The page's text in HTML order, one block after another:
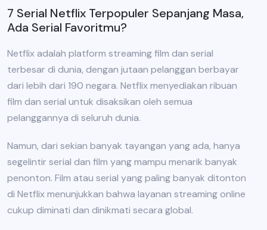
7 Serial Netflix Terpopuler Sepanjang Masa,
Ada Serial Favoritmu?
Netflix adalah platform streaming film dan serial
terbesar di dunia, dengan jutaan pelanggan berbayar
dari lebih dari 190 negara. Netflix menyediakan ribuan
film dan serial untuk disaksikan oleh semua
pelanggannya di seluruh dunia.
Namun, dari sekian banyak tayangan yang ada, hanya
segelintir serial dan film yang mampu menarik banyak
penonton. Film atau serial yang paling banyak ditonton
di Netflix menunjukkan bahwa layanan streaming online
cukup diminati dan dinikmati secara global.